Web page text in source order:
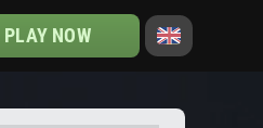
PLAY NOW